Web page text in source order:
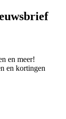
en meer!
en kortingen